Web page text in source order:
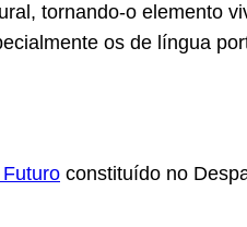
tornando-o elemento
os de língua
constituído no